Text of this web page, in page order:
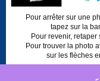
Pour arrêter sur une
tapez sur la
Pour revenir,
Pour trouver la photo
sur les flèches